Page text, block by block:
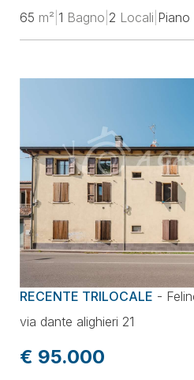
65 m² 1 Bagno 2 Locali Piano
RECENTE TRILOCALE -
via dante alighieri 21
€ 95.000